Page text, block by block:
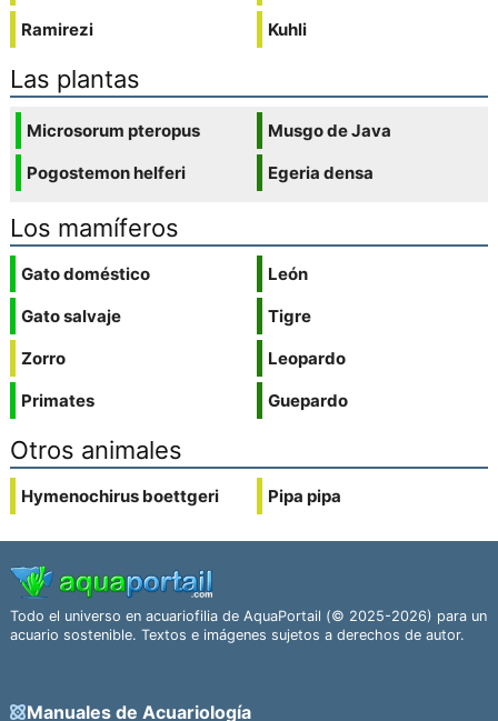
Ramirezi
Kuhli
Las plantas
Microsorum pteropus
Pogostemon helferi
Musgo de Java
Egeria densa
Los mamíferos
Gato doméstico
Gato salvaje
Zorro
Primates
León
Tigre
Leopardo
Guepardo
Otros animales
Hymenochirus boettgeri Pipa pipa
Todo el universo en acuariofilia de AquaPortail (© 2025-2026) para un
acuario sostenible. Textos e imágenes sujetos a derechos de autor.
Manuales de Acuariología